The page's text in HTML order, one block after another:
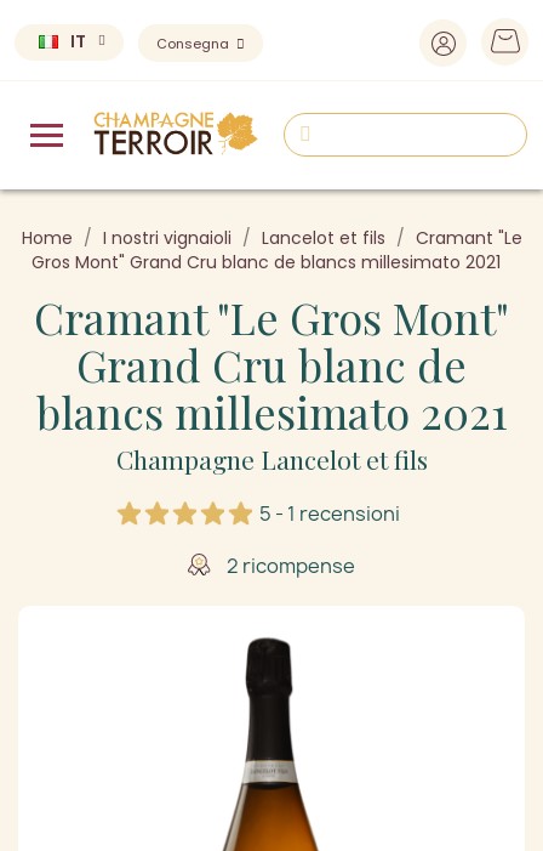
IT Consegna
Home I nostri vignaioli Lancelot et fils
Cramant "Le
Gros Mont" Grand Cru blanc de blancs millesimato 2021
Cramant "Le Gros Mont"
Grand Cru blanc de
blancs millesimato 2021
Champagne Lancelot et fils
5 - 1 recensioni
2 ricompense